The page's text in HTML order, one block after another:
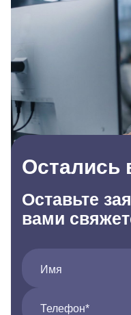
Остались
Оставьте
вами
Имя
Телефон*